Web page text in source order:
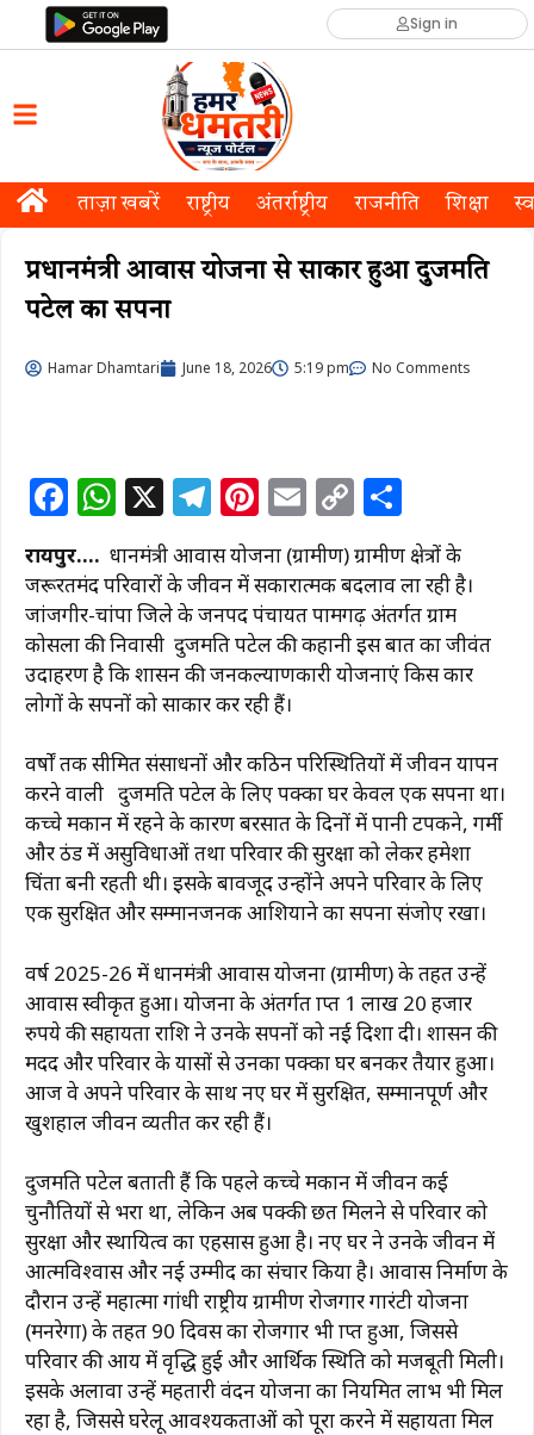
Sign in
ताज़ा खबरें राष्ट्रीय अंतर्राष्ट्रीय राजनीति शिक्षा
प्रधानमंत्री आवास योजना से साकार हुआ दुजमति
पटेल का सपना
Hamar Dhamtari June 18, 2026 5:19 pm No Comments
F
a
c
e
b
o
o
k
W
h
at
s
A
p
p
X T
el
e
g
ra
m
Pi
n
te
re
st
E
m
ai
l
C
o
p
y
Li
n
h
ar
e
रायपुर…. प्रधानमंत्री आवास योजना (ग्रामीण) ग्रामीण क्षेत्रों के
जरूरतमंद परिवारों के जीवन में सकारात्मक बदलाव ला रही है।
जांजगीर-चांपा जिले के जनपद पंचायत पामगढ़ अंतर्गत ग्राम
कोसला की निवासी दुजमति पटेल की कहानी इस बात का जीवंत
उदाहरण है कि शासन की जनकल्याणकारी योजनाएं किस प्रकार
लोगों के सपनों को साकार कर रही हैं।
वर्षों तक सीमित संसाधनों और कठिन परिस्थितियों में जीवन यापन
करने वाली दुजमति पटेल के लिए पक्का घर केवल एक सपना था।
कच्चे मकान में रहने के कारण बरसात के दिनों में पानी टपकने, गर्मी
और ठंड में असुविधाओं तथा परिवार की सुरक्षा को लेकर हमेशा
चिंता बनी रहती थी। इसके बावजूद उन्होंने अपने परिवार के लिए
एक सुरक्षित और सम्मानजनक आशियाने का सपना संजोए रखा।
वर्ष 2025-26 में प्रधानमंत्री आवास योजना (ग्रामीण) के तहत उन्हें
आवास स्वीकृत हुआ। योजना के अंतर्गत प्राप्त 1 लाख 20 हजार
रुपये की सहायता राशि ने उनके सपनों को नई दिशा दी। शासन की
मदद और परिवार के प्रयासों से उनका पक्का घर बनकर तैयार हुआ।
आज वे अपने परिवार के साथ नए घर में सुरक्षित, सम्मानपूर्ण और
खुशहाल जीवन व्यतीत कर रही हैं।
दुजमति पटेल बताती हैं कि पहले कच्चे मकान में जीवन कई
चुनौतियों से भरा था, लेकिन अब पक्की छत मिलने से परिवार को
सुरक्षा और स्थायित्व का एहसास हुआ है। नए घर ने उनके जीवन में
आत्मविश्वास और नई उम्मीद का संचार किया है। आवास निर्माण के
दौरान उन्हें महात्मा गांधी राष्ट्रीय ग्रामीण रोजगार गारंटी योजना
(मनरेगा) के तहत 90 दिवस का रोजगार भी प्राप्त हुआ, जिससे
परिवार की आय में वृद्धि हुई और आर्थिक स्थिति को मजबूती मिली।
इसके अलावा उन्हें महतारी वंदन योजना का नियमित लाभ भी मिल
रहा है, जिससे घरेलू आवश्यकताओं को पूरा करने में सहायता मिल